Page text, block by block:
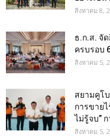
สิงหาคม 8,
ธ.ก.ส. จั
ครบรอบ
สิงหาคม 5,
สยามคูโ
การขาย
ไม่รู้จบ”
สิงหาคม 5,